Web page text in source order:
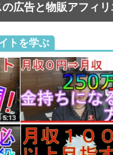
広告と物販アフィ
トを学ぶ